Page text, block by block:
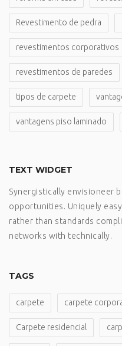
Revestimento de pedra
revestimentos corporativos
revestimentos de paredes
tipos de carpete
vantagens piso laminado
TEXT WIDGET
Synergistically envisioneer
opportunities. Uniquely
rather than standards
networks with technically.
TAGS
carpete carpete
Carpete residencial